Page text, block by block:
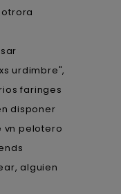
urdimbre",
faringes
disponer
vn pelotero
alguien